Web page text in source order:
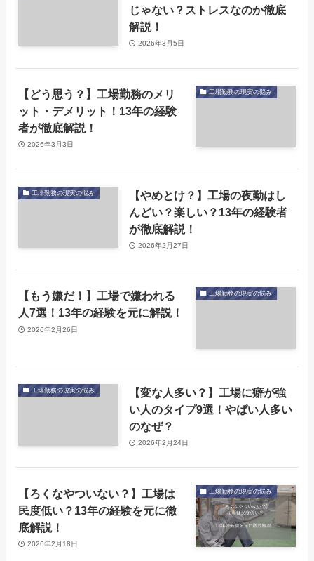
じゃない？ストレスなのか徹底
解説！
2026年3月5日
工場勤務の現実の悩み
【どう思う？】工場勤務のメリ
ット・デメリット！13年の経験
者が徹底解説！
2026年3月3日
工場勤務の現実の悩み
【やめとけ？】工場の夜勤はし
んどい？楽しい？13年の経験者
が徹底解説！
2026年2月27日
工場勤務の現実の悩み
【もう嫌だ！】工場で嫌われる
人7選！13年の経験を元に解説！
2026年2月26日
工場勤務の現実の悩み
【変な人多い？】工場に癖が強
い人のタイプ9選！やばい人多い
のなぜ？
2026年2月24日
工場勤務の現実の悩み
【ろくなやついない？】工場は
民度低い？13年の経験を元に徹
底解説！
2026年2月18日